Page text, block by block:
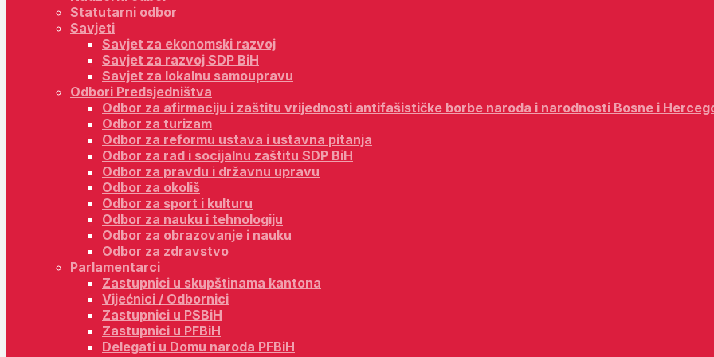
Statutarni odbor
Savjeti
Savjet za ekonomski razvoj
Savjet za razvoj SDP BiH
Savjet za lokalnu samoupravu
Odbori Predsjedništva
Odbor za afirmaciju i zaštitu vrijednosti antifašističke borbe naroda i narodnosti Bosne i
Odbor za turizam
Odbor za reformu ustava i ustavna pitanja
Odbor za rad i socijalnu zaštitu SDP BiH
Odbor za pravdu i državnu upravu
Odbor za okoliš
Odbor za sport i kulturu
Odbor za nauku i tehnologiju
Odbor za obrazovanje i nauku
Odbor za zdravstvo
Parlamentarci
Zastupnici u skupštinama kantona
Vijećnici / Odbornici
Zastupnici u PSBiH
Zastupnici u PFBiH
Delegati u Domu naroda PFBiH